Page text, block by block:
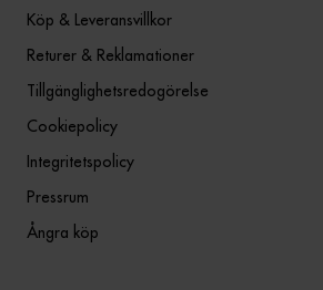
Köp & Leveransvillkor
Returer & Reklamationer
Tillgänglighetsredogörelse
Cookiepolicy
Integritetspolicy
Pressrum
Ångra köp